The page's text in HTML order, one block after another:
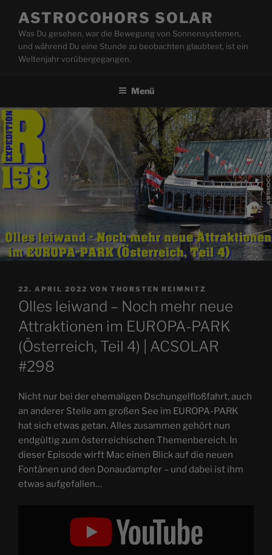
Inhalt
springen
ASTROCOHORS SOLAR
Was Du gesehen, war die Bewegung von Sonnensystemen,
und während Du eine Stunde zu beobachten glaubtest, ist ein
Weltenjahr vorübergegangen.
Menü
VERÖFFENTLICHT
AM
22. APRIL 2022 VON THORSTEN REIMNITZ
Olles leiwand – Noch mehr neue
Attraktionen im EUROPA-PARK
(Österreich, Teil 4) | ACSOLAR
#298
Nicht nur bei der ehemaligen Dschungelfloßfahrt, auch
an anderer Stelle am großen See im EUROPA-PARK
hat sich etwas getan. Alles zusammen gehört nun
endgültig zum österreichischen Themenbereich. In
dieser Episode wirft Mac einen Blick auf die neuen
Fontänen und den Donaudampfer – und dabei ist ihm
etwas aufgefallen…